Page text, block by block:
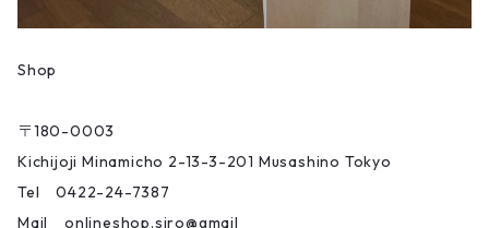
Shop
〒180-0003
Kichijoji Minamicho 2-13-3-201 Musashino Tokyo
Tel 0422-24-7387
Mail onlineshop.siro@gmail